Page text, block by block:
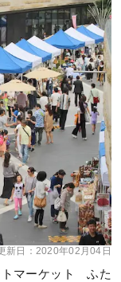
新日： 2020年02月04日
トマーケット ふた